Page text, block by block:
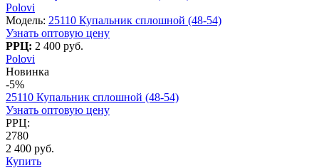
Polovi
Модель: 25110 Купальник сплошной (48-54)
Узнать оптовую цену
РРЦ: 2 400 руб.
Polovi
Новинка
-5%
25110 Купальник сплошной (48-54)
Узнать оптовую цену
РРЦ:
2780
2 400 руб.
Купить